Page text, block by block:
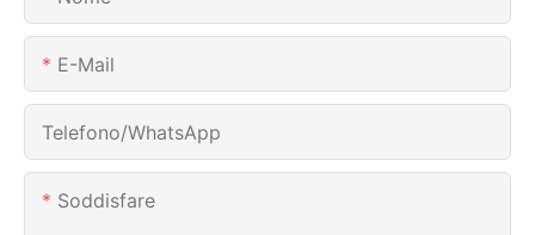
E-Mail
Telefono/WhatsApp
Soddisfare